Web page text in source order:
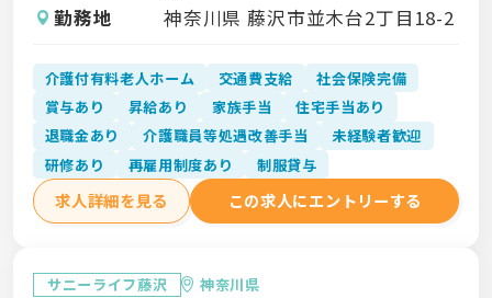
勤務地
神奈川県 藤沢市並木台2丁目18-2
介護付有料老人ホーム 交通費支給
社会保険完備
賞与あり
昇給あり 家族手当
住宅手当あり
退職金あり
介護職員等処遇改善手当
未経験者歓迎
研修あり
再雇用制度あり 制服貸与
求人詳細を見る この求人にエントリーする
サニーライフ藤沢 神奈川県